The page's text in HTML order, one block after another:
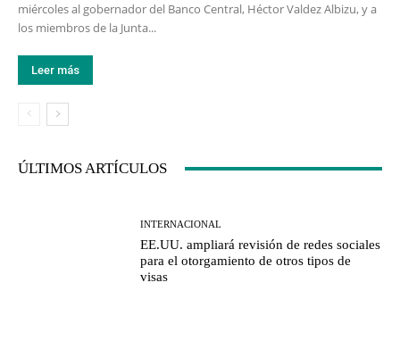
miércoles al gobernador del Banco Central, Héctor Valdez Albizu, y a
los miembros de la Junta...
Leer más
ÚLTIMOS ARTÍCULOS
INTERNACIONAL
EE.UU. ampliará revisión de redes sociales
para el otorgamiento de otros tipos de
visas